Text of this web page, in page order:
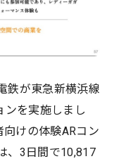
鉄が東急新横浜線
ンを実施しまし
けの体験ARコン
、3日間で10,817